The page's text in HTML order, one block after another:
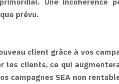
prévu.
client grâce à vos
clients, ce qui
campagnes SEA non